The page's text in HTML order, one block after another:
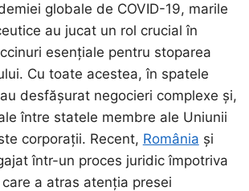
globale de COVID-19, marile
au jucat un rol crucial în
esențiale pentru stoparea
Cu toate acestea, în spatele
desfășurat negocieri complexe și,
între statele membre ale Uniunii
corporații. Recent, România și
într-un proces juridic împotriva
a atras atenția presei